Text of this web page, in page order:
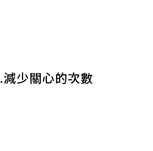
.減少關心的次數